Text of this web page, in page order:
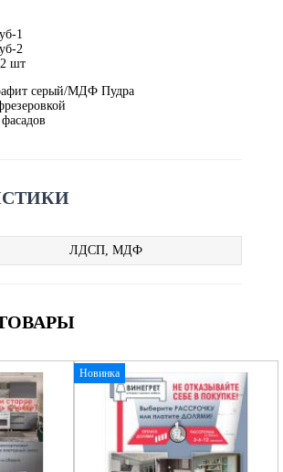
1
2
шт
серый/МДФ Пудра
ЛДСП, МДФ
Новинка